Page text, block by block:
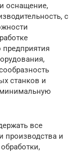
оснащение,
с
предприятия
станков и
все
производства и